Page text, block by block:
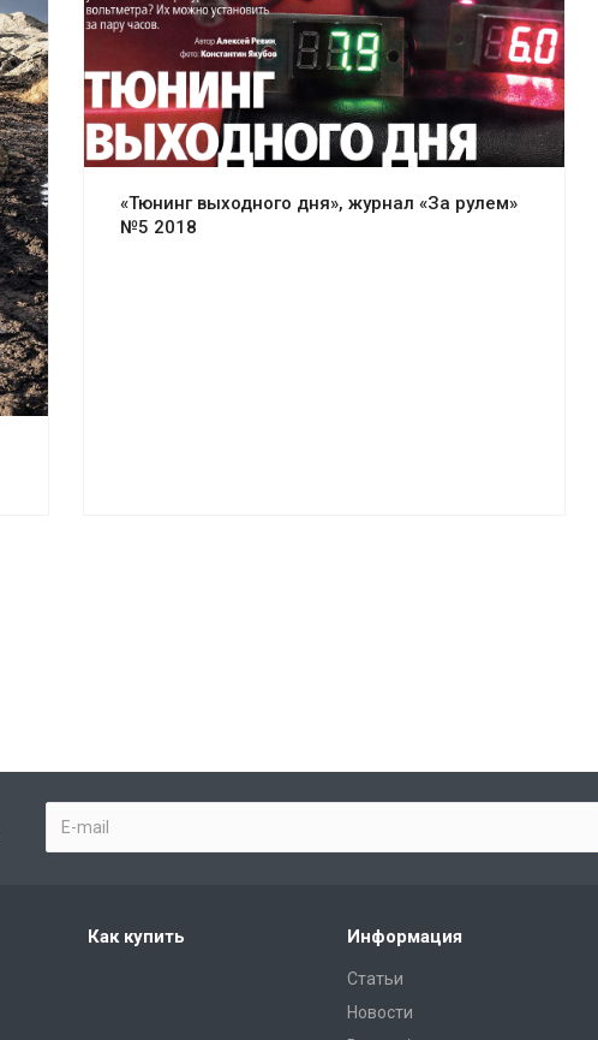
«Тюнинг выходного дня», журнал «За рулем»
№5 2018
Как купить Информация
Статьи
Новости